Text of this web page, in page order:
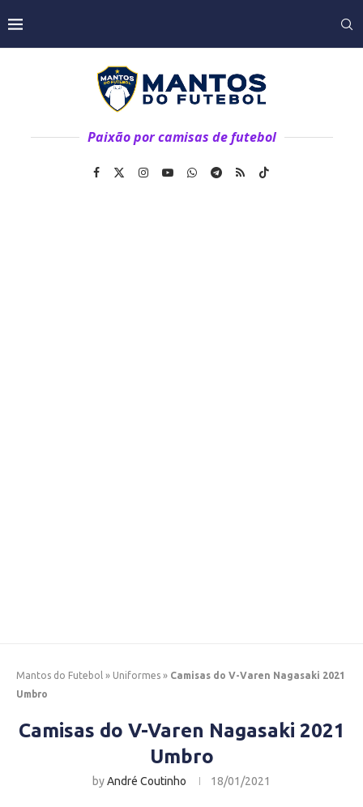
Paixão por camisas de futebol
Mantos do Futebol » Uniformes » Camisas do V-Varen Nagasaki 2021
Umbro
Camisas do V-Varen Nagasaki 2021
Umbro
byAndré Coutinho 18/01/2021